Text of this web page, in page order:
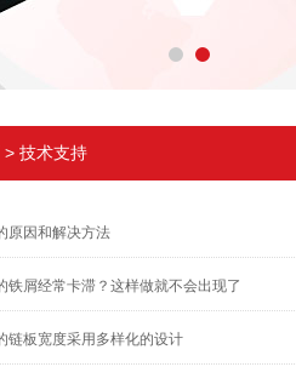
> 技术支持
原因和解决方法
铁屑经常卡滞？这样做就不会出现了
链板宽度采用多样化的设计